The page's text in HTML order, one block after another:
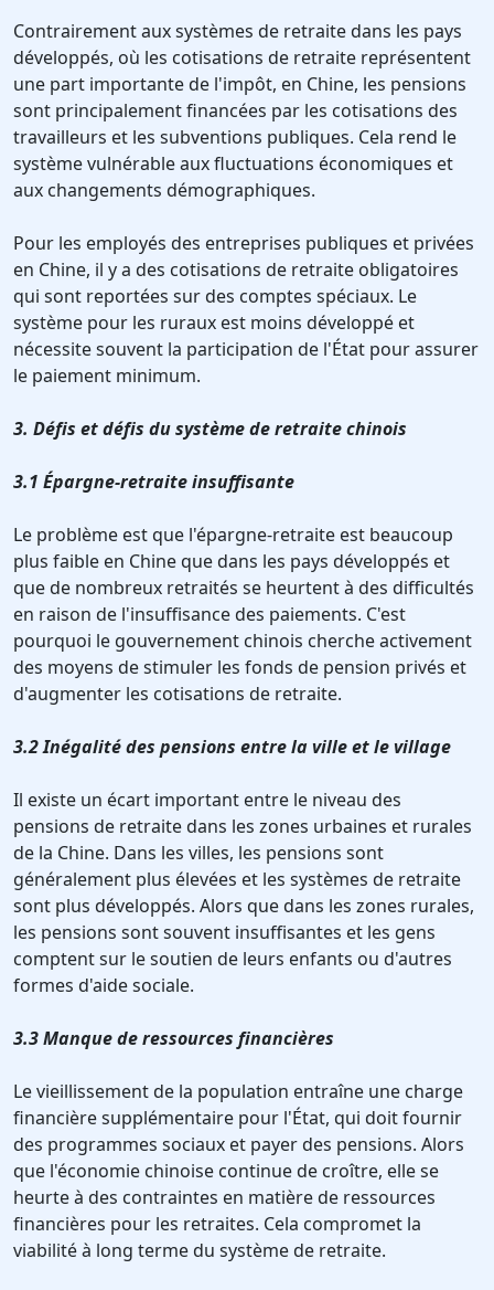
Contrairement aux systèmes de retraite dans les pays
développés, où les cotisations de retraite représentent
une part importante de l'impôt, en Chine, les pensions
sont principalement financées par les cotisations des
travailleurs et les subventions publiques. Cela rend le
système vulnérable aux fluctuations économiques et
aux changements démographiques.
Pour les employés des entreprises publiques et privées
en Chine, il y a des cotisations de retraite obligatoires
qui sont reportées sur des comptes spéciaux. Le
système pour les ruraux est moins développé et
nécessite souvent la participation de l'État pour assurer
le paiement minimum.
3. Défis et défis du système de retraite chinois
3.1 Épargne-retraite insuffisante
Le problème est que l'épargne-retraite est beaucoup
plus faible en Chine que dans les pays développés et
que de nombreux retraités se heurtent à des difficultés
en raison de l'insuffisance des paiements. C'est
pourquoi le gouvernement chinois cherche activement
des moyens de stimuler les fonds de pension privés et
d'augmenter les cotisations de retraite.
3.2 Inégalité des pensions entre la ville et le village
Il existe un écart important entre le niveau des
pensions de retraite dans les zones urbaines et rurales
de la Chine. Dans les villes, les pensions sont
généralement plus élevées et les systèmes de retraite
sont plus développés. Alors que dans les zones rurales,
les pensions sont souvent insuffisantes et les gens
comptent sur le soutien de leurs enfants ou d'autres
formes d'aide sociale.
3.3 Manque de ressources financières
Le vieillissement de la population entraîne une charge
financière supplémentaire pour l'État, qui doit fournir
des programmes sociaux et payer des pensions. Alors
que l'économie chinoise continue de croître, elle se
heurte à des contraintes en matière de ressources
financières pour les retraites. Cela compromet la
viabilité à long terme du système de retraite.